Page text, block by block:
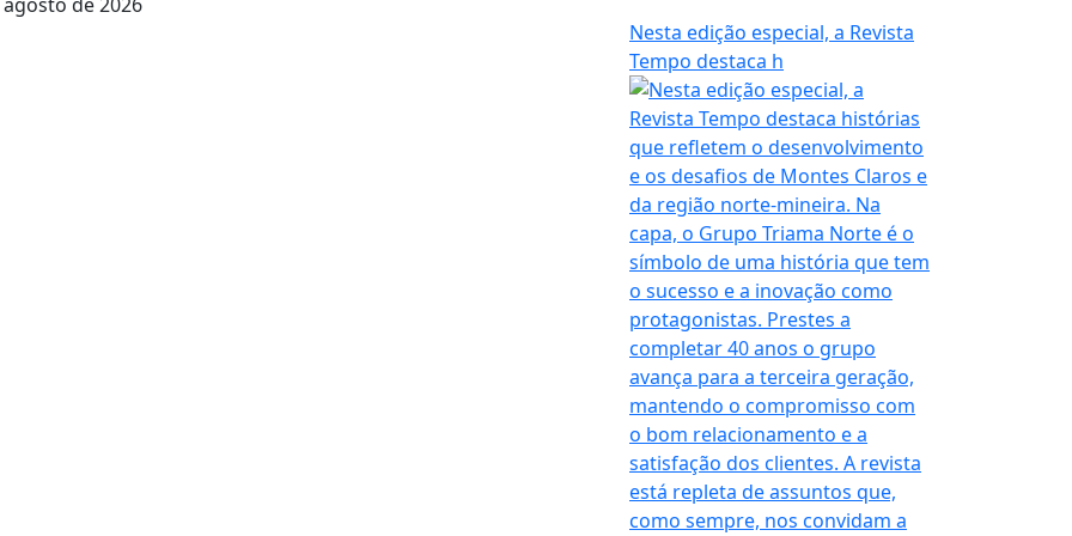
Nesta edição especial, a Revista
Tempo destaca h